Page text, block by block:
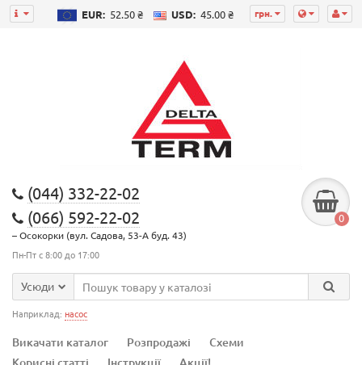
грн.
EUR: 52.50 ₴ USD: 45.00 ₴
(044) 332-22-02
(066) 592-22-02
– Осокорки (вул. Садова, 53-А буд. 43)
Пн-Пт с 8:00 до 17:00
0
Усюди
Наприклад: насос
Викачати каталог Розпродажі
Схеми